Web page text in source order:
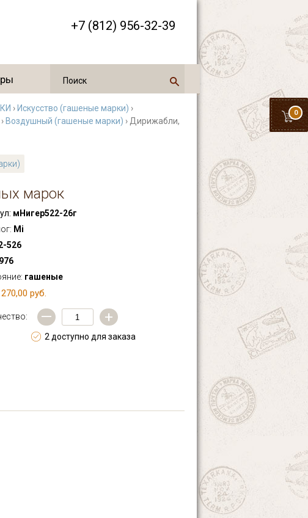
+7 (812) 956-32-39
0
› Искусство (гашеные марки) ›
› Воздушный (гашеные марки) › Дирижабли,
марок
мНигер522-26г
Mi
526
гашеные
270,00 руб.
— +
2 доступно для заказа